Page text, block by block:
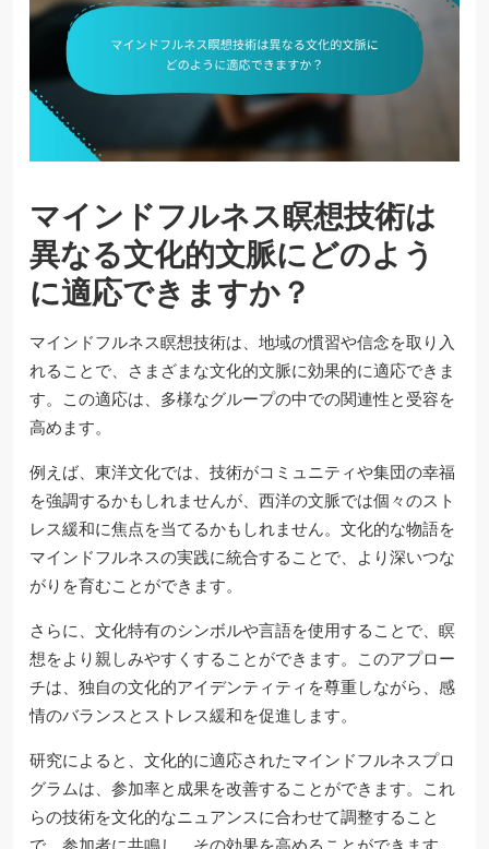
マインドフルネス瞑想技術は
異なる文化的文脈にどのよう
に適応できますか？
マインドフルネス瞑想技術は、地域の慣習や信念を取り入
れることで、さまざまな文化的文脈に効果的に適応できま
す。この適応は、多様なグループの中での関連性と受容を
高めます。
例えば、東洋文化では、技術がコミュニティや集団の幸福
を強調するかもしれませんが、西洋の文脈では個々のスト
レス緩和に焦点を当てるかもしれません。文化的な物語を
マインドフルネスの実践に統合することで、より深いつな
がりを育むことができます。
さらに、文化特有のシンボルや言語を使用することで、瞑
想をより親しみやすくすることができます。このアプロー
チは、独自の文化的アイデンティティを尊重しながら、感
情のバランスとストレス緩和を促進します。
研究によると、文化的に適応されたマインドフルネスプロ
グラムは、参加率と成果を改善することができます。これ
らの技術を文化的なニュアンスに合わせて調整すること